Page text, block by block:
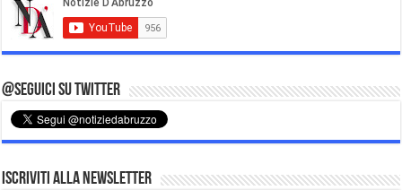
@Seguici su Twitter
Iscriviti alla Newsletter